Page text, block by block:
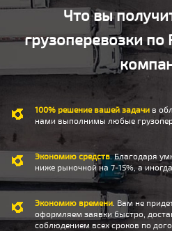
Что вы
грузоперевозки
100% решение вашей задачи в
нами выполнимы любые
Экономию средств. Благодаря
ниже рыночной на 7-15%, а
Экономию времени . Вам не
оформляем заявки быстро,
соблюдением всех сроков по